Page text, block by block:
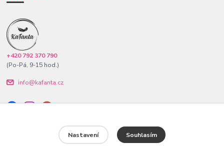
+420 792 370 790
(Po-Pá, 9-15 hod.)
info@kafanta.cz
Nastavení Souhlasím